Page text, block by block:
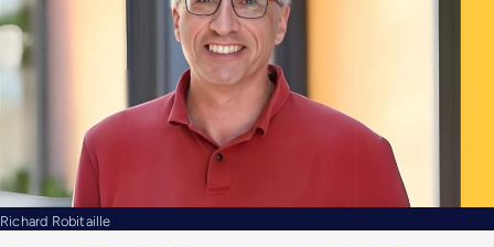
Richard Robitaille